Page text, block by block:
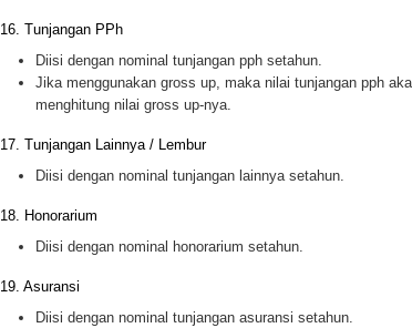
16. Tunjangan PPh
Diisi dengan nominal tunjangan pph setahun.
Jika menggunakan gross up, maka nilai tunjangan pph
menghitung nilai gross up-nya.
17. Tunjangan Lainnya / Lembur
Diisi dengan nominal tunjangan lainnya setahun.
18. Honorarium
Diisi dengan nominal honorarium setahun.
19. Asuransi
Diisi dengan nominal tunjangan asuransi setahun.